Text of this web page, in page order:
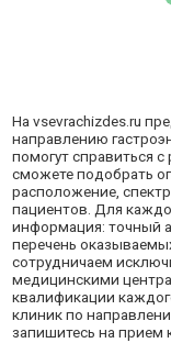
Наvsevrachizdes.ru
направлению
помогут справиться
сможете подобрать
расположение,
пациентов. Для
информация: точный
перечень
сотрудничаем
медицинскими
квалификации
клиник по
запишитесь на прием